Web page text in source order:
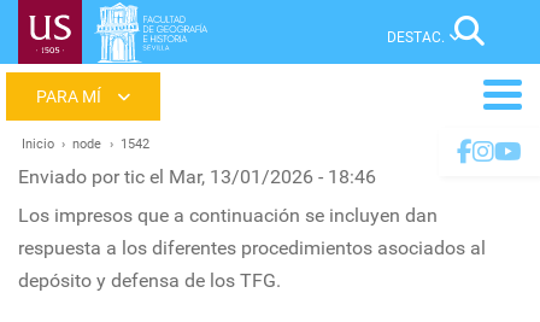
Pasar
Ruta
de
navegación
Inicio node 1542
Enviado portic el Mar, 13/01/2026 - 18:46
Los impresos que a continuación se incluyen dan
respuesta a los diferentes procedimientos asociados al
depósito y defensa de los TFG.